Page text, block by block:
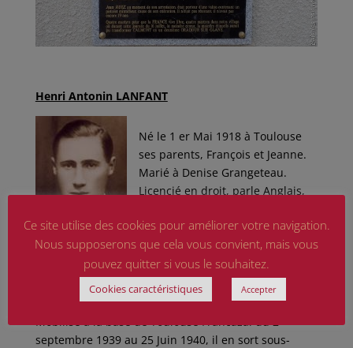
Henri Antonin LANFANT
Né le 1 er Mai 1918 à Toulouse
ses parents, François et Jeanne.
Marié à Denise Grangeteau.
Licencié en droit, parle Anglais,
Arabe.
Effectue son service militaire dans l’Armée de l’Air le
15 octobre 1938 et devient aspirant de réserve le 15
février 1939.
septembre 1939 au 25 Juin 1940, il en sort sous-
Ce site utilise des cookies pour améliorer votre navigation.
Nous supposerons que cela vous convient, mais vous
pouvez quitter si vous le souhaitez.
Cookies caractéristiques Accepter